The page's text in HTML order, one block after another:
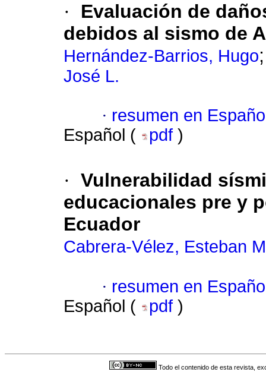
·
Evaluación de
debidos al sismo de
Hernández-Barrios, Hugo
José L.
· resumen en
Español (
pdf )
· Vulnerabilidad
educacionales pre y
Ecuador
Cabrera-Vélez, Esteban
· resumen en
Español (
pdf )
Todo el contenido de esta revista,